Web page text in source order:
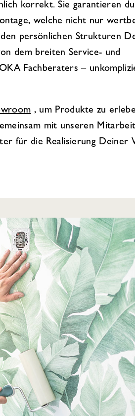
korrekt. Sie garantieren
welche nicht nur
persönlichen Strukturen
dem breiten Service- und
Fachberaters –
, um Produkte zu
mit unseren
für die Realisierung Deiner